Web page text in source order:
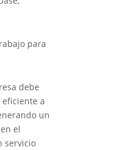
para
debe
a
un
el
servicio